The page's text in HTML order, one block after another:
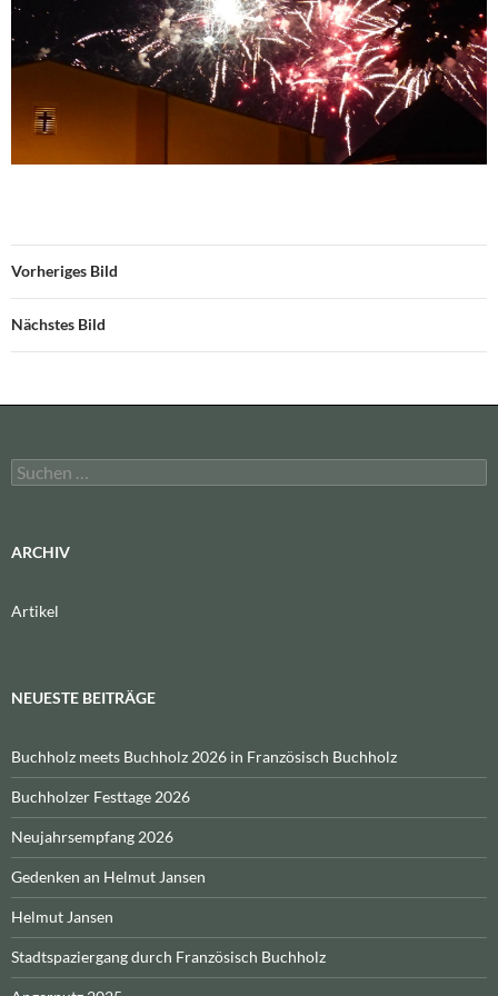
Vorheriges Bild
Nächstes Bild
Suchen
nach:
ARCHIV
Artikel
NEUESTE BEITRÄGE
Buchholz meets Buchholz 2026 in Französisch Buchholz
Buchholzer Festtage 2026
Neujahrsempfang 2026
Gedenken an Helmut Jansen
Helmut Jansen
Stadtspaziergang durch Französisch Buchholz